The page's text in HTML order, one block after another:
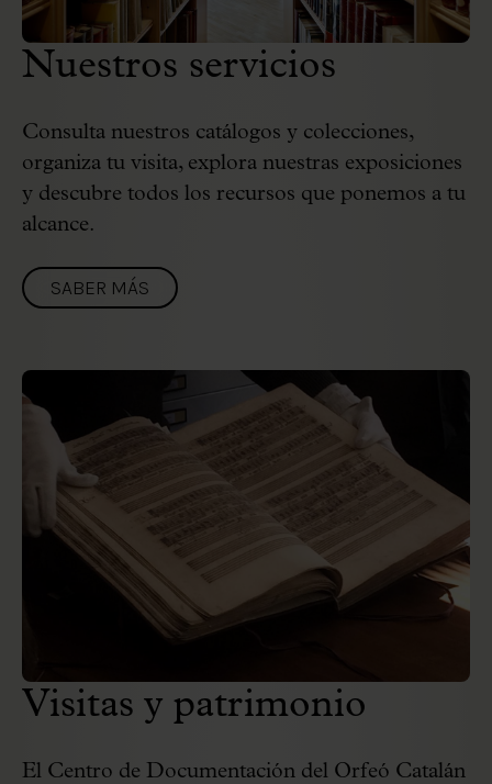
Nuestros servicios
Consulta nuestros catálogos y colecciones,
organiza tu visita, explora nuestras exposiciones
y descubre todos los recursos que ponemos a tu
alcance.
SABER MÁS
Visitas y patrimonio
El Centro de Documentación del Orfeó Catalán